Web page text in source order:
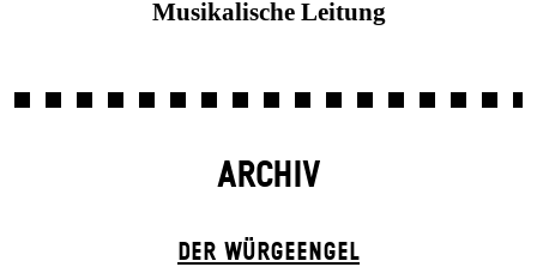
Musikalische Leitung
ARCHIV
DER WÜR­GE­ENG­EL